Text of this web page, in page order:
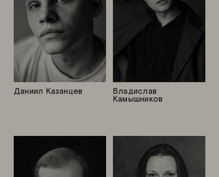
Даниил Казанцев Владислав
Камышников